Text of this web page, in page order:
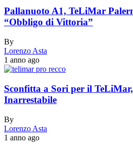
Pallanuoto A1, TeLiMar
“Obbligo di Vittoria”
By
Lorenzo Asta
1 anno ago
Sconfitta a Sori per il
Inarrestabile
By
Lorenzo Asta
1 anno ago